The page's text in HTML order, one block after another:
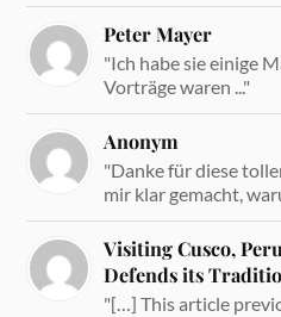
Peter Mayer
"Ich habe sie einige
Vorträge waren ..."
Anonym
"Danke für diese
mir klar gemacht,
Visiting Cusco,
Defends its
"[…] This article